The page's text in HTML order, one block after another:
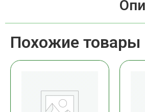
Похожие товары